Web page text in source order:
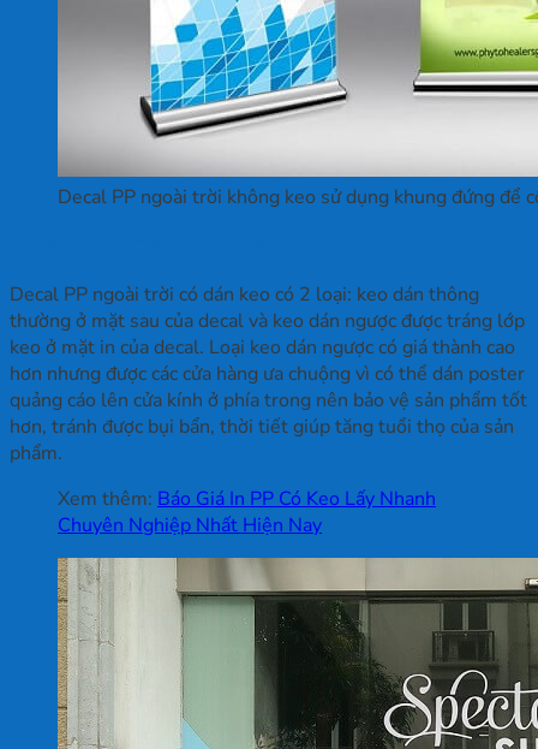
Decal PP ngoài trời không keo sử dụng khung đứng để
Decal PP ngoài trời có dán keo có 2 loại: keo dán thông
thường ở mặt sau của decal và keo dán ngược được tráng lớp
keo ở mặt in của decal. Loại keo dán ngược có giá thành cao
hơn nhưng được các cửa hàng ưa chuộng vì có thể dán poster
quảng cáo lên cửa kính ở phía trong nên bảo vệ sản phẩm tốt
hơn, tránh được bụi bẩn, thời tiết giúp tăng tuổi thọ của sản
phẩm.
Xem thêm: Báo Giá In PP Có Keo Lấy Nhanh
Chuyên Nghiệp Nhất Hiện Nay